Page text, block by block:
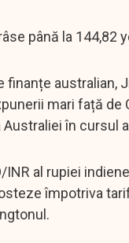
până la 144,82
finanțe australian,
mari față de
în cursul
al rupiei
împotriva